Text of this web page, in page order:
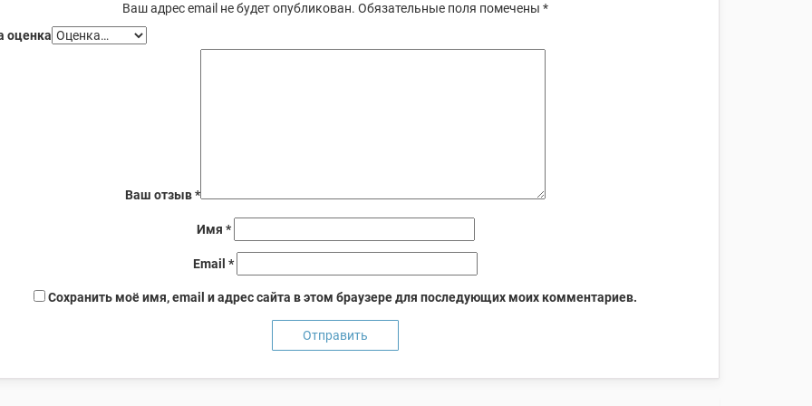
Ваш адрес email не будет опубликован. Обязательные поля помечены*
оценка
Ваш отзыв*
Имя *
Email*
Сохранить моё имя, email и адрес сайта в этом браузере для последующих моих комментариев.